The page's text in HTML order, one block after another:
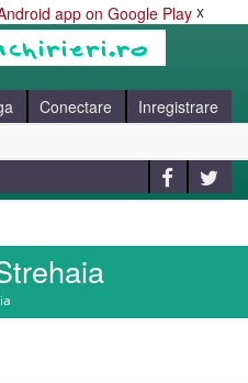
x
Conectare Inregistrare